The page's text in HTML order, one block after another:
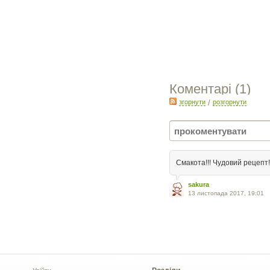
Коментарі (1)
згорнути/ розгорнути
Смакота!!! Чудовий
sakura
13 листопада 2017, 19:01